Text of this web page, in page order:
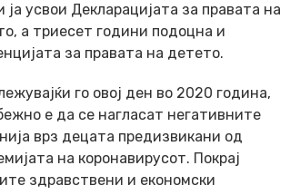
ја усвои Декларацијата за правата на
а триесет години подоцна и
за правата на детето.
го овој ден во 2020 година,
е да се нагласат негативните
врз децата предизвикани од
на коронавирусот. Покрај
здравствени и економски